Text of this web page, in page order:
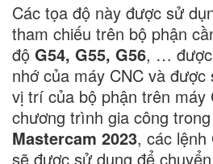
Các tọa độ này được sử
tham chiếu trên bộ phận
độ G54, G55, G56, …
nhớ của máy CNC và
vị trí của bộ phận trên máy
chương trình gia công trong
Mastercam 2023, các
sẽ được sử dụng để